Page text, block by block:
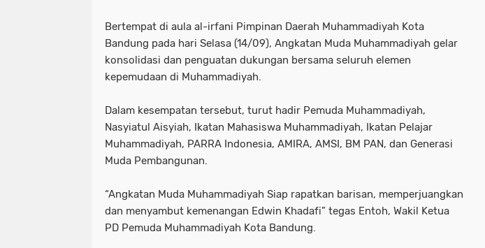
Bertempat di aula al-irfani Pimpinan Daerah Muhammadiyah Kota
Bandung pada hari Selasa (14/09), Angkatan Muda Muhammadiyah gelar
konsolidasi dan penguatan dukungan bersama seluruh elemen
kepemudaan di Muhammadiyah.
Dalam kesempatan tersebut, turut hadir Pemuda Muhammadiyah,
Nasyiatul Aisyiah, Ikatan Mahasiswa Muhammadiyah, Ikatan Pelajar
Muhammadiyah, PARRA Indonesia, AMIRA, AMSI, BM PAN, dan Generasi
Muda Pembangunan.
“Angkatan Muda Muhammadiyah Siap rapatkan barisan, memperjuangkan
dan menyambut kemenangan Edwin Khadafi” tegas Entoh, Wakil Ketua
PD Pemuda Muhammadiyah Kota Bandung.